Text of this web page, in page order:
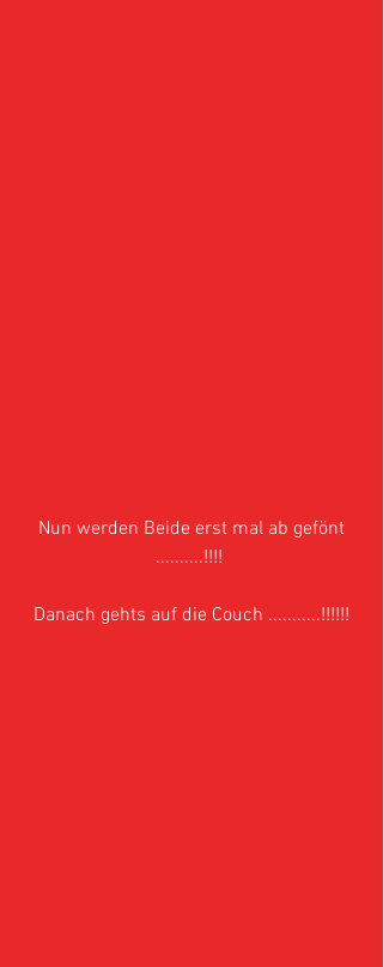
..........!!!!
Danach gehts auf die Couch ...........!!!!!!